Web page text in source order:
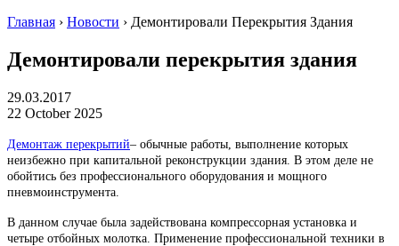
Главная › Новости › Демонтировали Перекрытия Здания
Демонтировали перекрытия здания
29.03.2017
22 October 2025
Демонтаж перекрытий– обычные работы, выполнение которых
неизбежно при капитальной реконструкции здания. В этом деле не
обойтись без профессионального оборудования и мощного
пневмоинструмента.
В данном случае была задействована компрессорная установка и
четыре отбойных молотка. Применение профессиональной техники в